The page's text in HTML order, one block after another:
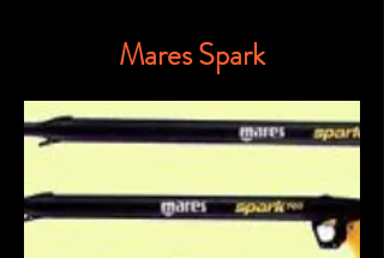
Mares Spark